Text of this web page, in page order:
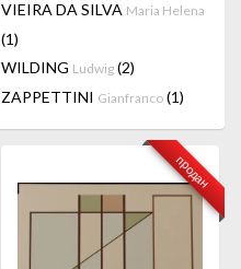
VIEIRA DA SILVA Maria Helena
(1)
WILDING Ludwig (2)
ZAPPETTINI Gianfranco (1)
продан